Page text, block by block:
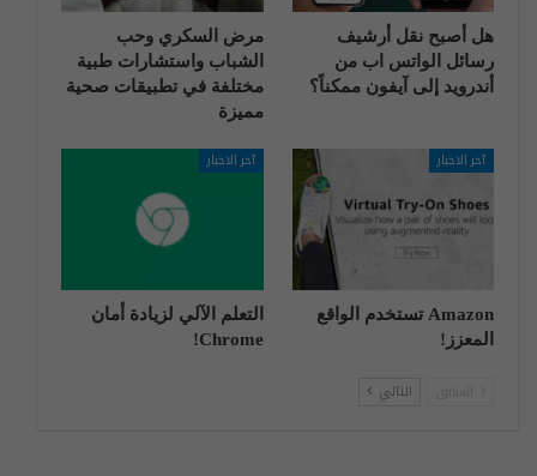
هل أصبح نقل أرشيف
رسائل الواتس اب من
أندرويد إلى آيفون ممكناً؟
مرض السكري وحب
الشباب واستشارات طبية
مختلفة في تطبيقات صحية
مميزة
آخر الاخبار
Amazon تستخدم الواقع
المعزز!
آخر الاخبار
التعلم الآلي لزيادة أمان
Chrome!
التالي